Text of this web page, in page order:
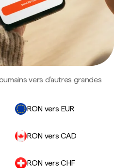
vers d'autres grandes
RON vers EUR
RON vers CAD
RON vers CHF